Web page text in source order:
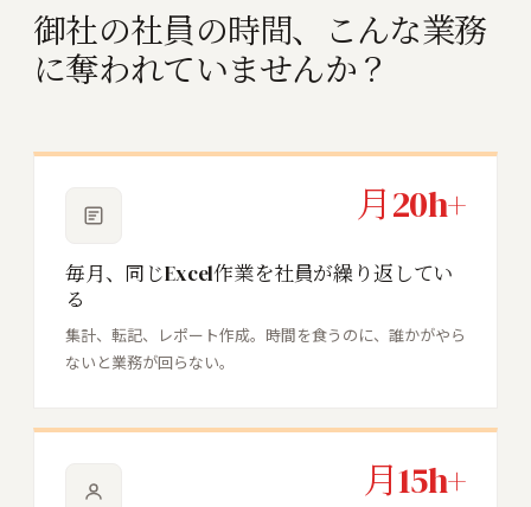
御社の社員の時間、こんな業務
に奪われていませんか？
月20h+
毎月、同じExcel作業を社員が繰り返してい
る
集計、転記、レポート作成。時間を食うのに、誰かがやら
ないと業務が回らない。
月15h+